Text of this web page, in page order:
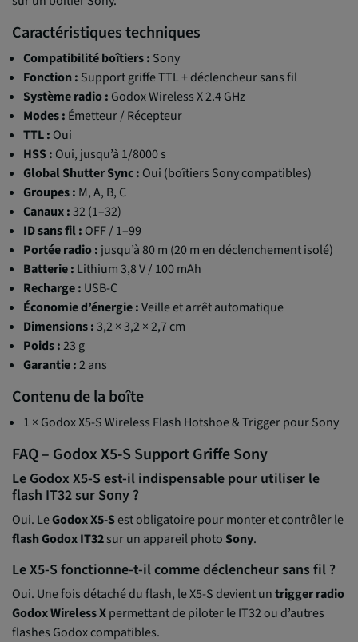
Caractéristiques techniques
Compatibilité boîtiers : Sony
Fonction : Support griffe TTL + déclencheur sans fil
Système radio : Godox Wireless X 2.4 GHz
Modes : Émetteur / Récepteur
TTL : Oui
HSS : Oui, jusqu’à 1/8000 s
Global Shutter Sync : Oui (boîtiers Sony compatibles)
Groupes : M, A, B, C
Canaux :32 (1–32)
ID sans fil : OFF / 1–99
Portée radio : jusqu’à 80 m (20 m en déclenchement isolé)
Batterie : Lithium 3,8 V / 100 mAh
Recharge : USB-C
Économie d’énergie :Veille et arrêt automatique
Dimensions :3,2 × 3,2 × 2,7 cm
Poids :23 g
Garantie :2 ans
Contenu de la boîte
1 × Godox X5-S Wireless Flash Hotshoe & Trigger pour Sony
FAQ – Godox X5-S Support Griffe Sony
Le Godox X5-S est-il indispensable pour utiliser le
flash IT32 sur Sony ?
Oui. LeGodox X5-Sest obligatoire pour monter et contrôler le
flash Godox IT32sur un appareil photoSony.
Le X5-S fonctionne-t-il comme déclencheur sans fil ?
Oui. Une fois détaché du flash, le X5-S devient untrigger radio
Godox Wireless Xpermettant de piloter le IT32 ou d’autres
flashes Godox compatibles.